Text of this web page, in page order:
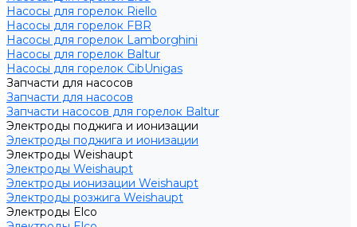
Насосы для горелок Riello
Насосы для горелок FBR
Насосы для горелок Lamborghini
Насосы для горелок Baltur
Насосы для горелок CibUnigas
Запчасти для насосов
Запчасти для насосов
Запчасти насосов для горелок Baltur
Электроды поджига и ионизации
Электроды поджига и ионизации
Электроды Weishaupt
Электроды Weishaupt
Электроды ионизации Weishaupt
Электроды розжига Weishaupt
Электроды Elco